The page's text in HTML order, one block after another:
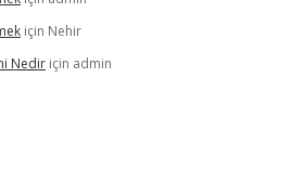
için Nehir
Nedir için admin